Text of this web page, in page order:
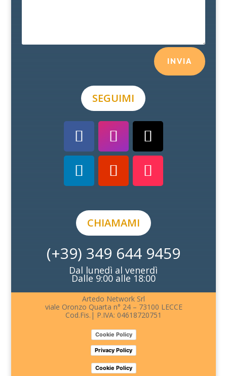
INVIA
SEGUIMI
CHIAMAMI
(+39) 349 644 9459
Dal lunedì al venerdì
Dalle 9:00 alle 18:00
Artedo Network Srl
viale Oronzo Quarta n° 24 – 73100 LECCE
Cod.Fis.| P.IVA: 04618720751
Cookie Policy
Privacy Policy
Cookie Policy